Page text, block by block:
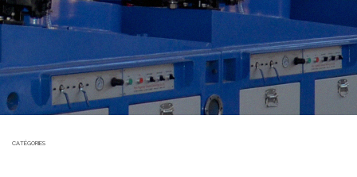
CATÉGORIES